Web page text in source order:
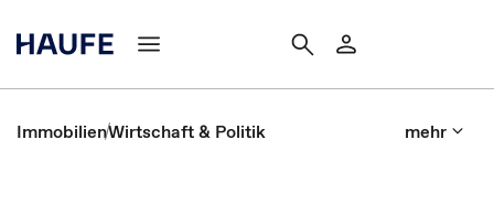
ImmobilienWirtschaft & Politik mehr